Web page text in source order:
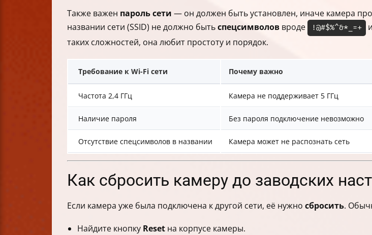
Также важен пароль сети — он должен быть установлен, иначе камера
названии сети (SSID) не должно бытьспецсимволов вроде !@#$%^&*_=+
таких сложностей, она любит простоту и порядок.
Требование к Wi-Fi сети Почему важно
Частота 2,4 ГГц Камера не поддерживает 5 ГГц
Наличие пароля Без пароля подключение невозможно
Отсутствие спецсимволов в названии Камера может не распознать сеть
Как сбросить камеру до заводских
Если камера уже была подключена к другой сети, её нужно сбросить.
Найдите кнопку Reset на корпусе камеры.